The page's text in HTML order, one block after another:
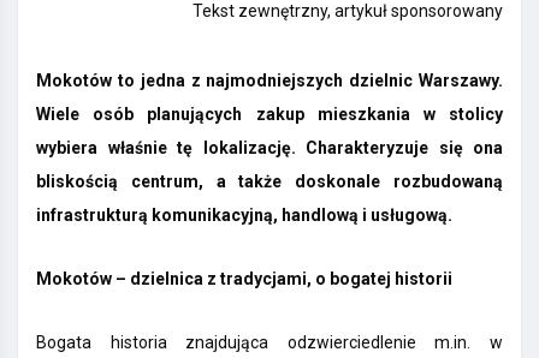
Tekst zewnętrzny, artykuł sponsorowany
Mokotów to jedna z najmodniejszych dzielnic Warszawy.
Wiele osób planujących zakup mieszkania w stolicy
wybiera właśnie tę lokalizację. Charakteryzuje się ona
bliskością centrum, a także doskonale rozbudowaną
infrastrukturą komunikacyjną, handlową i usługową.
Mokotów – dzielnica z tradycjami, o bogatej historii
Bogata historia znajdująca odzwierciedlenie m.in. w